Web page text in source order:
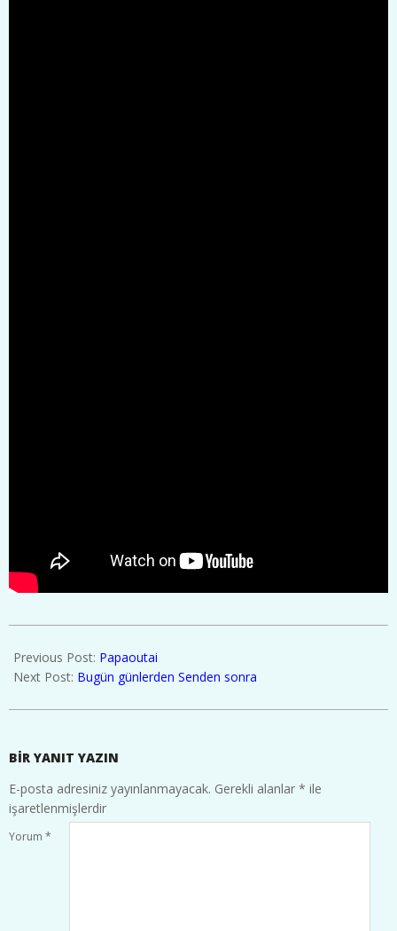
01-
16
Previous Post: Papaoutai
Next Post: Bugün günlerden Senden sonra
BIR YANIT YAZIN
E-posta adresiniz yayınlanmayacak. Gerekli alanlar * ile
işaretlenmişlerdir
Yorum *